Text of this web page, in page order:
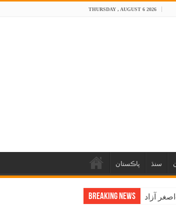
THURSDAY , AUGUST 6 2026
پاڪستان سنڌ
Breaking News آزاد